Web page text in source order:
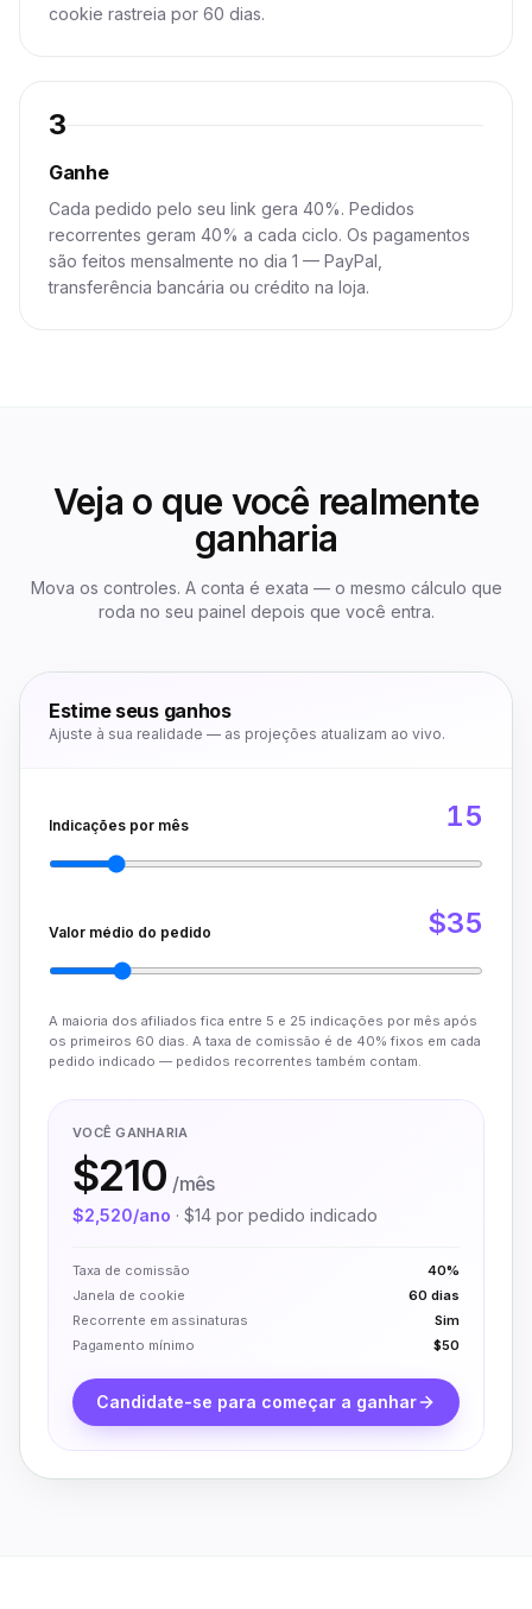
cookie rastreia por 60 dias.
3
Ganhe
Cada pedido pelo seu link gera 40%. Pedidos
recorrentes geram 40% a cada ciclo. Os pagamentos
são feitos mensalmente no dia 1 — PayPal,
transferência bancária ou crédito na loja.
Veja o que você realmente
ganharia
Mova os controles. A conta é exata — o mesmo cálculo que
roda no seu painel depois que você entra.
Estime seus ganhos
Ajuste à sua realidade — as projeções atualizam ao vivo.
Indicações por mês 15
Valor médio do pedido $35
A maioria dos afiliados fica entre 5 e 25 indicações por mês após
os primeiros 60 dias. A taxa de comissão é de 40% fixos em cada
pedido indicado — pedidos recorrentes também contam.
VOCÊ GANHARIA
$210 /mês
$2,520/ano · $14 por pedido indicado
Taxa de comissão
40%
Janela de cookie
60 dias
Recorrente em assinaturas
Sim
Pagamento mínimo
$50
Candidate-se para começar a ganhar